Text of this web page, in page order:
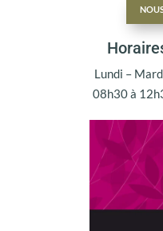
Lundi –
08h30 à